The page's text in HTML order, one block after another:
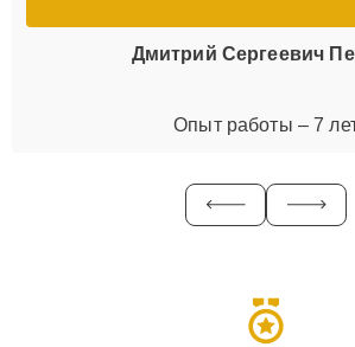
Дмитрий Сергеевич
Опыт работы – 7